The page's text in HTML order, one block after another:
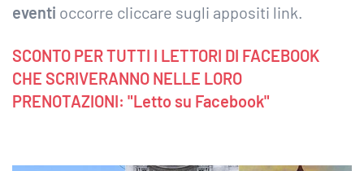
eventi occorre cliccare sugli appositi link.
SCONTO PER TUTTI I LETTORI DI FACEBOOK
CHE SCRIVERANNO NELLE LORO
PRENOTAZIONI: "Letto su Facebook"